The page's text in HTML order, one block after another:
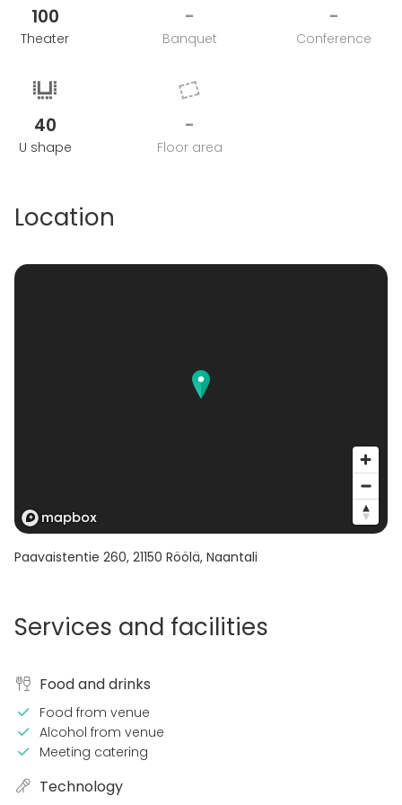
100
Theater
-
Banquet
-
Conference
40
U shape
-
Floor area
Location
Paavaistentie 260, 21150 Röölä, Naantali
Services and facilities
Food and drinks
Food from venue
Alcohol from venue
Meeting catering
Technology